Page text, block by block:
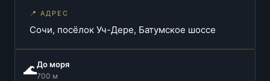
📍 АДРЕС
Сочи, посёлок Уч-Дере, Батумское шоссе
🌊До моря
700 м